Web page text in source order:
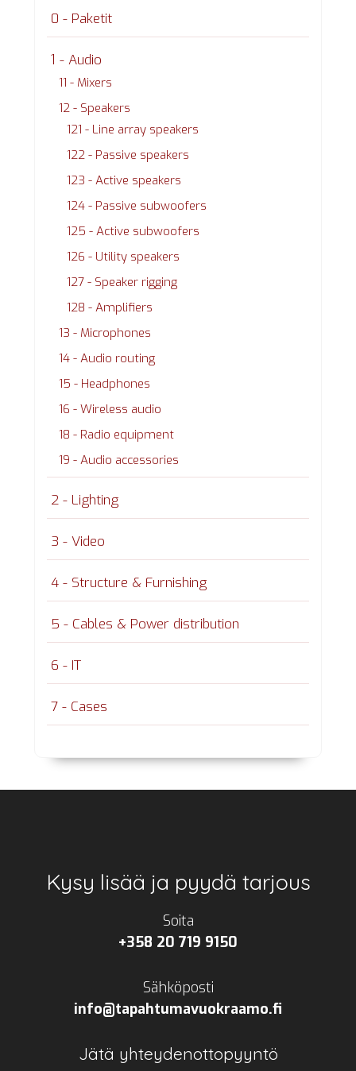
0 - Paketit
1 - Audio
11 - Mixers
12 - Speakers
121 - Line array speakers
122 - Passive speakers
123 - Active speakers
124 - Passive subwoofers
125 - Active subwoofers
126 - Utility speakers
127 - Speaker rigging
128 - Amplifiers
13 - Microphones
14 - Audio routing
15 - Headphones
16 - Wireless audio
18 - Radio equipment
19 - Audio accessories
2 - Lighting
3 - Video
4 - Structure & Furnishing
5 - Cables & Power distribution
6 - IT
7 - Cases
Footer
Kysy lisää ja pyydä tarjous
Soita
+358 20 719 9150
Sähköposti
info@tapahtumavuokraamo.fi
Jätä yhteydenottopyyntö